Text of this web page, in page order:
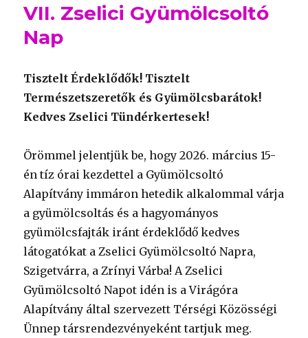
VII. Zselici Gyümölcsoltó
Nap
Tisztelt Érdeklődők! Tisztelt
Természetszeretők és Gyümölcsbarátok!
Kedves Zselici Tündérkertesek!
Örömmel jelentjük be, hogy 2026. március 15-
én tíz órai kezdettel a Gyümölcsoltó
Alapítvány immáron hetedik alkalommal várja
a gyümölcsoltás és a hagyományos
gyümölcsfajták iránt érdeklődő kedves
látogatókat a Zselici Gyümölcsoltó Napra,
Szigetvárra, a Zrínyi Várba! A Zselici
Gyümölcsoltó Napot idén is a Virágóra
Alapítvány által szervezett Térségi Közösségi
Ünnep társrendezvényeként tartjuk meg.